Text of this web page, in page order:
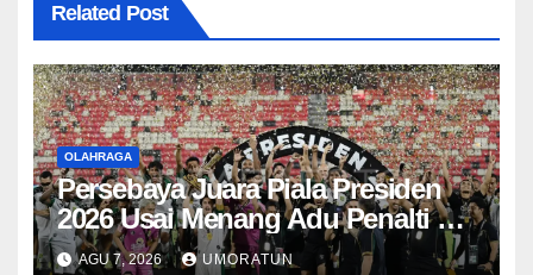
Related Post
OLAHRAGA
Persebaya Juara Piala Presiden
2026 Usai Menang Adu Penalti 6-5
atas Persib Bandung
AGU 7, 2026 UMORATUN